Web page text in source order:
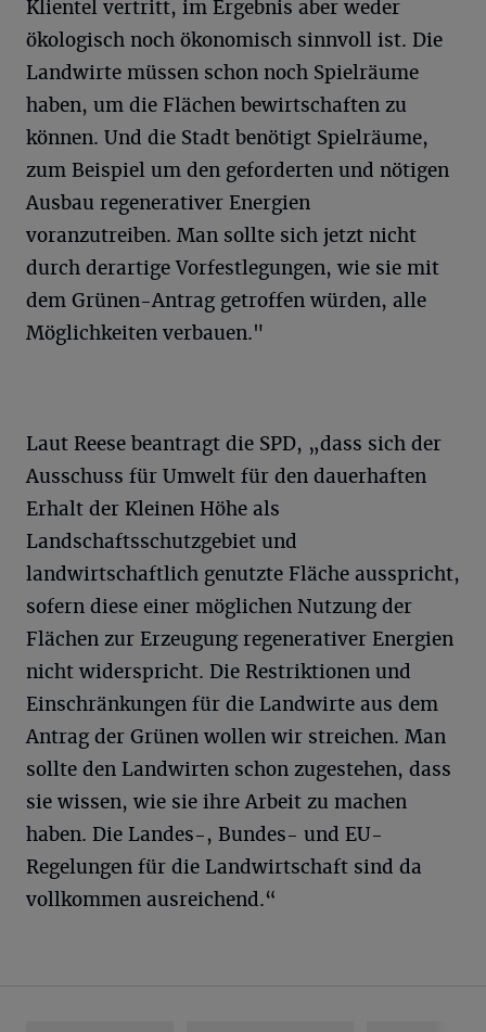
Klientel vertritt, im Ergebnis aber weder
ökologisch noch ökonomisch sinnvoll ist. Die
Landwirte müssen schon noch Spielräume
haben, um die Flächen bewirtschaften zu
können. Und die Stadt benötigt Spielräume,
zum Beispiel um den geforderten und nötigen
Ausbau regenerativer Energien
voranzutreiben. Man sollte sich jetzt nicht
durch derartige Vorfestlegungen, wie sie mit
dem Grünen-Antrag getroffen würden, alle
Möglichkeiten verbauen."
Laut Reese beantragt die SPD, „dass sich der
Ausschuss für Umwelt für den dauerhaften
Erhalt der Kleinen Höhe als
Landschaftsschutzgebiet und
landwirtschaftlich genutzte Fläche ausspricht,
sofern diese einer möglichen Nutzung der
Flächen zur Erzeugung regenerativer Energien
nicht widerspricht. Die Restriktionen und
Einschränkungen für die Landwirte aus dem
Antrag der Grünen wollen wir streichen. Man
sollte den Landwirten schon zugestehen, dass
sie wissen, wie sie ihre Arbeit zu machen
haben. Die Landes-, Bundes- und EU-
Regelungen für die Landwirtschaft sind da
vollkommen ausreichend.“